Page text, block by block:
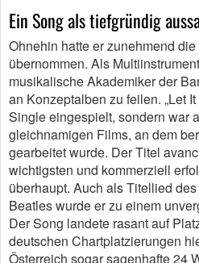
Ein Song als tiefgründig
Ohnehin hatte er zunehmend
übernommen. Als
musikalische Akademiker der
an Konzeptalben zu feilen. „Let
Single eingespielt, sondern war
gleichnamigen Films, an dem
gearbeitet wurde. Der Titel
wichtigsten und kommerziell
überhaupt. Auch als Titellied
Beatles wurde er zu einem
Der Song landete rasant auf
deutschen Chartplatzierungen
Österreich sogar sagenhafte 24